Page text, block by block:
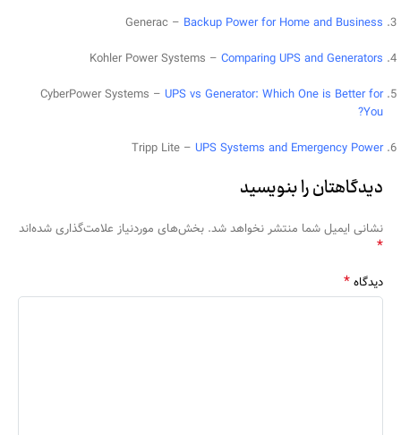
Generac – Backup Power for Home and Business
Kohler Power Systems – Comparing UPS and Generators
CyberPower Systems – UPS vs Generator: Which One is Better for
You?
Tripp Lite – UPS Systems and Emergency Power
دیدگاهتان را بنویسید
نشانی ایمیل شما منتشر نخواهد شد. بخش‌های موردنیاز علامت‌گذاری شده‌اند
*
دیدگاه*